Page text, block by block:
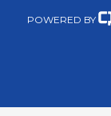
POWERED BY